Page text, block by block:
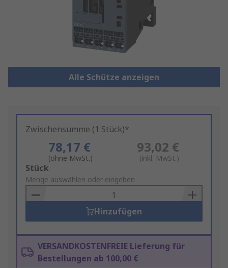
Alle Schütze anzeigen
Zwischensumme (1 Stück)*
78,17 €
(ohne MwSt.)
93,02 €
(inkl. MwSt.)
Add
to
Basket
Stück
Menge auswählen oder eingeben
Hinzufügen
VERSANDKOSTENFREIE Lieferung für
Bestellungen ab 100,00 €